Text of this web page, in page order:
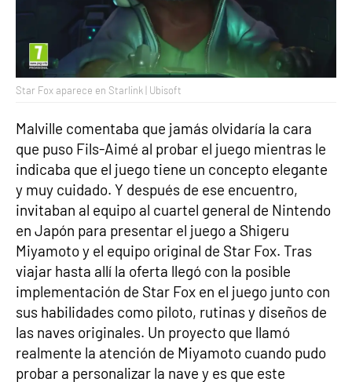
Star Fox aparece en Starlink | Ubisoft
Malville comentaba que jamás olvidaría la cara
que puso Fils-Aimé al probar el juego mientras le
indicaba que el juego tiene un concepto elegante
y muy cuidado. Y después de ese encuentro,
invitaban al equipo al cuartel general de Nintendo
en Japón para presentar el juego a Shigeru
Miyamoto y el equipo original de Star Fox. Tras
viajar hasta allí la oferta llegó con la posible
implementación de Star Fox en el juego junto con
sus habilidades como piloto, rutinas y diseños de
las naves originales. Un proyecto que llamó
realmente la atención de Miyamoto cuando pudo
probar a personalizar la nave y es que este